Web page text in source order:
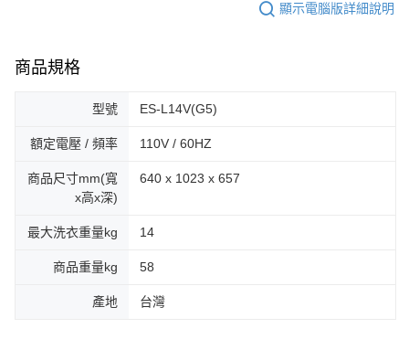
顯示電腦版詳細說明
商品規格
型號 ES-L14V(G5)
額定電壓 / 頻率 110V / 60HZ
商品尺寸mm(寬
x高x深)
640 x 1023 x 657
最大洗衣重量kg 14
商品重量kg 58
產地 台灣